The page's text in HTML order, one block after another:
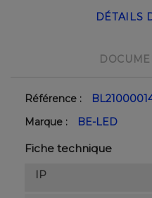
DÉTAILS
Référence :
Marque :
BE-LED
Fiche technique
IP